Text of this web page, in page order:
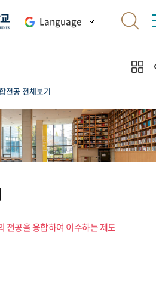
Language
전공 전체보기
전공을 융합하여 이수하는 제도